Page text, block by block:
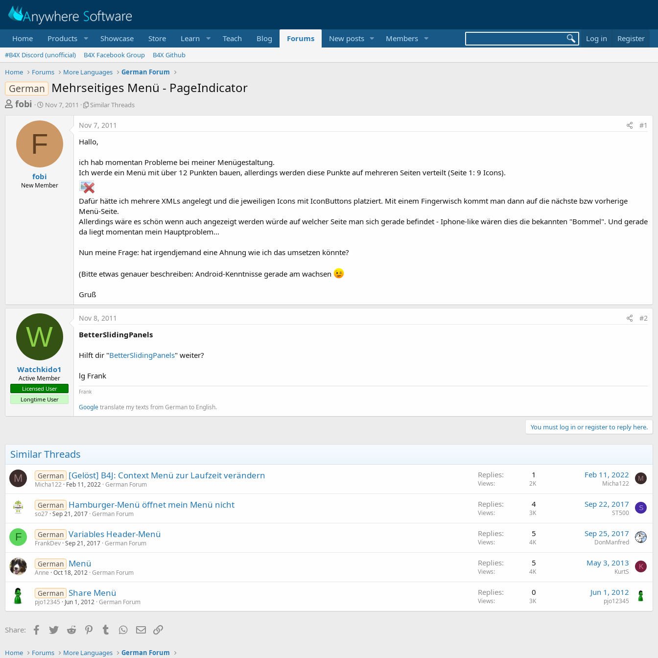
Home Products Showcase Store Learn Teach Blog Forums New posts Members Log in Register
#B4X Discord (unofficial) B4X Facebook Group
B4X Github
Home
Forums More Languages German Forum
German Mehrseitiges Menü - PageIndicator
T
e
a
fobi
S
a
t
d
e
Nov 7, 2011
S
i
l
a
T
h
r
e
a
s
Similar Threads
F
fobi
New Member
Nov 7, 2011 #1
Hallo,
ich hab momentan Probleme bei meiner Menügestaltung.
Ich werde ein Menü mit über 12 Punkten bauen, allerdings werden diese Punkte auf mehreren Seiten verteilt (Seite 1: 9 Icons).
Dafür hätte ich mehrere XMLs angelegt und die jeweiligen Icons mit IconButtons platziert. Mit einem Fingerwisch kommt man dann auf die nächste bzw vorherige
Menü-Seite.
Allerdings wäre es schön wenn auch angezeigt werden würde auf welcher Seite man sich gerade befindet - Iphone-like wären dies die bekannten "Bommel". Und gerade
da liegt momentan mein Hauptproblem...
Nun meine Frage: hat irgendjemand eine Ahnung wie ich das umsetzen könnte?
(Bitte etwas genauer beschreiben: Android-Kenntnisse gerade am wachsen
Gruß
W
Watchkido1
Active Member
Licensed User
Longtime User
Nov 8, 2011 #2
BetterSlidingPanels
Hilft dir "BetterSlidingPanels" weiter?
lg Frank
Frank
Googletranslate my texts from German to English.
You must log in or register to reply here.
Similar Threads
M German [Gelöst] B4J: Context Menü zur Laufzeit verändern
Micha122 Feb 11, 2022 German Forum
Replies 1
Views 2K
Feb 11, 2022
Micha122
M
German Hamburger-Menü öffnet mein Menü nicht
so27 Sep 21, 2017 German Forum
Replies 4
Views 3K
Sep 22, 2017
ST500
S
F German Variables Header-Menü
FrankDev Sep 21, 2017 German Forum
Replies 5
Views 4K
Sep 25, 2017
DonManfred
German Menü
Anne Oct 18, 2012 German Forum
Replies 5
Views 4K
May 3, 2013
KurtS
K
German Share Menü
pjo12345 Jun 1, 2012 German Forum
Replies 0
Views 3K
Jun 1, 2012
pjo12345
Share: Facebook
Twitter Reddit PinterestTumblr WhatsApp
Email
Home Forums More Languages German Forum